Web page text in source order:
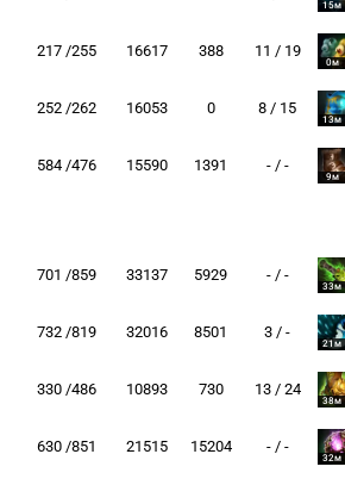
15м
217 /255 16617 388 11 / 19
0м
252 /262 16053 0 8 / 15
13м
584 /476 15590 1391 - / -
9м
701 /859 33137 5929 - / -
33м
732 /819 32016 8501 3 / -
21м
330 /486 10893 730 13 / 24
38м
630 /851 21515 15204 - / -
32м